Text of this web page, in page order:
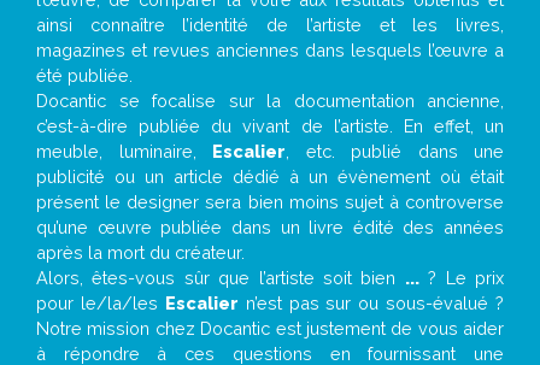
ainsi connaître l’identité de l’artiste et les livres,
magazines et revues anciennes dans lesquels l’œuvre a
été publiée.
Docantic se focalise sur la documentation ancienne,
c’est-à-dire publiée du vivant de l’artiste. En effet, un
meuble, luminaire, Escalier , etc. publié dans une
publicité ou un article dédié à un évènement où était
présent le designer sera bien moins sujet à controverse
qu’une œuvre publiée dans un livre édité des années
après la mort du créateur.
Alors, êtes-vous sûr que l’artiste soit bien ...? Le prix
pour le/la/les Escalier n’est pas sur ou sous-évalué ?
Notre mission chez Docantic est justement de vous aider
à répondre à ces questions en fournissant une